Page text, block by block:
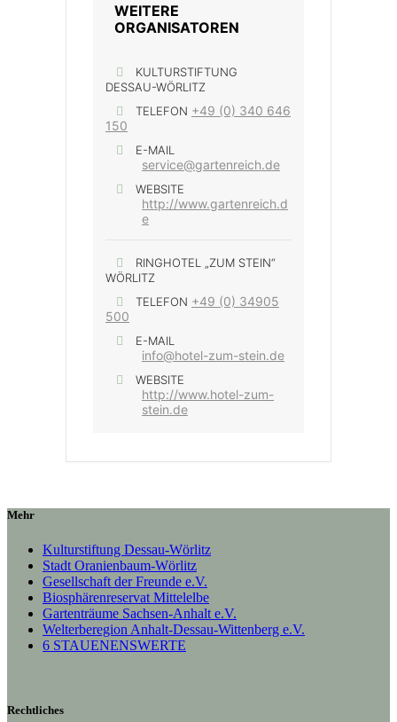
WEITERE
ORGANISATOREN
KULTURSTIFTUNG
DESSAU-WÖRLITZ
TELEFON +49 (0) 340 646
150
E-MAIL
service@gartenreich.de
WEBSITE
http://www.gartenreich.d
e
RINGHOTEL „ZUM STEIN“
WÖRLITZ
TELEFON +49 (0) 34905
500
E-MAIL
info@hotel-zum-stein.de
WEBSITE
http://www.hotel-zum-
stein.de
Mehr
Kulturstiftung Dessau-Wörlitz
Stadt Oranienbaum-Wörlitz
Gesellschaft der Freunde e.V.
Biosphärenreservat Mittelelbe
Gartenträume Sachsen-Anhalt e.V.
Welterberegion Anhalt-Dessau-Wittenberg e.V.
6 STAUENENSWERTE
Rechtliches